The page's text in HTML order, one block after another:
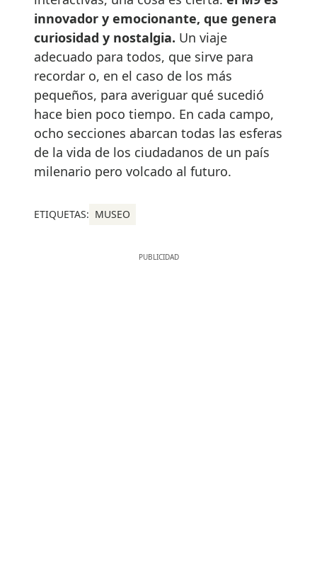
innovador y emocionante, que genera
curiosidad y nostalgia. Un viaje
adecuado para todos, que sirve para
recordar o, en el caso de los más
pequeños, para averiguar qué sucedió
hace bien poco tiempo. En cada campo,
ocho secciones abarcan todas las esferas
de la vida de los ciudadanos de un país
milenario pero volcado al futuro.
ETIQUETAS: MUSEO